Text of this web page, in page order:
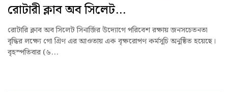
রোটারী ক্লাব অব সিলেট...
রোটারি ক্লাব অব সিলেট সিনার্জির উদ্যোগে পরিবেশ রক্ষায় জনসচেতনতা
বৃদ্ধির লক্ষ্যে গো গ্রিণ এর আওতায় এক বৃক্ষরোপণ কর্মসূচি অনুষ্ঠিত হয়েছে।
বৃহস্পতিবার (৬...